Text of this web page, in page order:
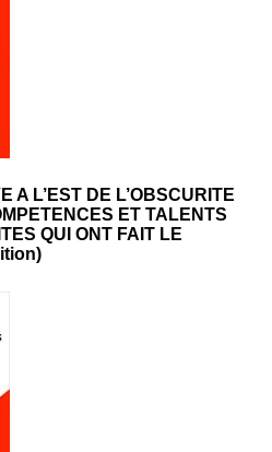
A L’EST DE L’OBSCURITE
ET TALENTS
QUI ONT FAIT LE